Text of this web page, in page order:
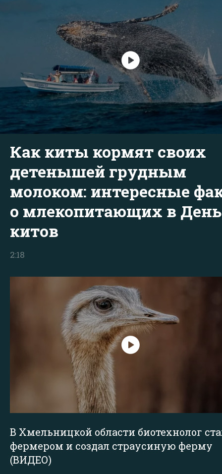
Как киты кормят своих
детенышей грудным
молоком: интересные
о млекопитающих в День
китов
2:18
В Хмельницкой области биотехнолог
фермером и создал страусиную ферму
(ВИДЕО)